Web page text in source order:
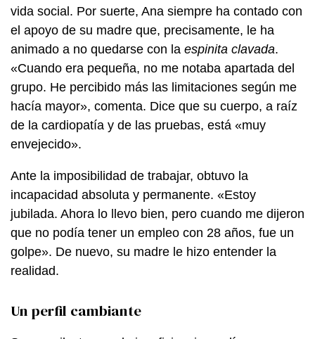
vida social. Por suerte, Ana siempre ha contado con
el apoyo de su madre que, precisamente, le ha
animado a no quedarse con la espinita clavada.
«Cuando era pequeña, no me notaba apartada del
grupo. He percibido más las limitaciones según me
hacía mayor», comenta. Dice que su cuerpo, a raíz
de la cardiopatía y de las pruebas, está «muy
envejecido».
Ante la imposibilidad de trabajar, obtuvo la
incapacidad absoluta y permanente. «Estoy
jubilada. Ahora lo llevo bien, pero cuando me dijeron
que no podía tener un empleo con 28 años, fue un
golpe». De nuevo, su madre le hizo entender la
realidad.
Un perfil cambiante